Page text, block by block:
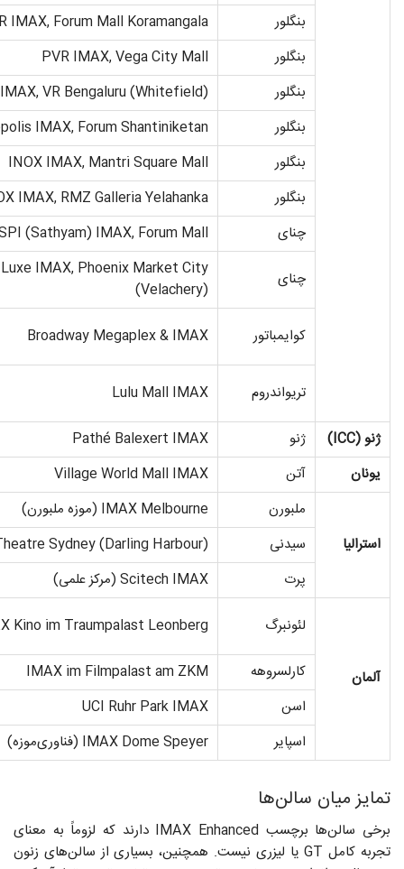
بنگلور
IMAX, Forum Mall Koramangala
بنگلور
PVR IMAX, Vega City Mall
بنگلور
VR Bengaluru (Whitefield)
بنگلور
IMAX, Forum Shantiniketan
بنگلور
INOX IMAX, Mantri Square Mall
بنگلور
IMAX, RMZ Galleria Yelahanka
چنای
(Sathyam) IMAX, Forum Mall
چنای
Luxe IMAX, Phoenix Market City
(Velachery)
کوایمباتور Broadway Megaplex & IMAX
تریواندروم Lulu Mall IMAX
ژنو(ICC) ژنو
Pathé Balexert IMAX
یونان
آتن Village World Mall IMAX
استرالیا
ملبورن
IMAX Melbourne (موزه ملبورن)
سیدنی
Sydney (Darling Harbour)
پرت
Scitech IMAX (مرکز علمی)
آلمان
لئونبرگ Kino im Traumpalast Leonberg
کارلسروهه
IMAX im Filmpalast am ZKM
اسن
UCI Ruhr Park IMAX
اسپایر
IMAX Dome Speyer (فناوری‌موزه)
تمایز میان سالن‌ها
برخی سالن‌ها برچسب IMAX Enhanced دارند که لزوماً به معنای
تجربه‌ کامل GT یا لیزری نیست. همچنین، بسیاری از سالن‌های زنون